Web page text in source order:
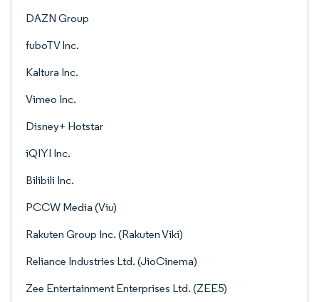
DAZN Group
fuboTV Inc.
Kaltura Inc.
Vimeo Inc.
Disney+ Hotstar
iQIYI Inc.
Bilibili Inc.
PCCW Media (Viu)
Rakuten Group Inc. (Rakuten Viki)
Reliance Industries Ltd. (JioCinema)
Zee Entertainment Enterprises Ltd. (ZEE5)